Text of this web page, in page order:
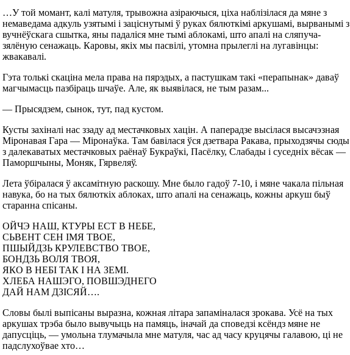
…У той момант, калі матуля, трывожна азіраючыся, ціха наблізілася да мяне з
немаведама адкуль узятымі і заціснутымі ў руках бялюткімі аркушамі, вырванымі з
вучнёўскага сшытка, яны падаліся мне тымі аблокамі, што апалі на сляпуча-
зялёную сенажаць. Каровы, якіх мы пасвілі, утомна прылеглі на лугавінцы:
жвакавaлі.
Гэта толькі скаціна мела права на пярэдых, а пастушкам такі «перапынак» даваў
магчымасць пазбіраць шчаўе. Але, як выявілася, не тым разам...
— Прысядзем, сынок, тут, пад кустом.
Кусты захіналі нас ззаду ад местачковых хацін. А паперадзе высілася высачэзная
Міронавая Гара — Міронаўка. Там бавілася ўся дзетвара Ракава, прыходзячы сюды
з далекаватых местачковых раёнаў Букраўкі, Пасёлку, Слабады і суседніх вёсак —
Паморшчыны, Моняк, Гярвеляў.
Лета ўбіралася ў аксамітную раскошу. Мне было гадоў 7-10, і мяне чакала пільная
навука, бо на тых бялюткіх аблоках, што апалі на сенажаць, кожны аркуш быў
старанна спісаны.
ОЙЧЭ НАШ, КТУРЫ ЕСТ В НЕБЕ,
СЬВЕНТ СЕН ІМЯ ТВОЕ,
ПШЫЙДЗЬ КРУЛЕВСТВО ТВОЕ,
БОНДЗЬ ВОЛЯ ТВОЯ,
ЯКО В НЕБІ ТАК І НА ЗЕМІ.
ХЛЕБА НАШЭГО, ПОВШЭДНЕГО
ДАЙ НАМ ДЗІСЯЙ….
Словы былі выпісаны выразна, кожная літара запаміналася зрокава. Усё на тых
аркушах трэба было вывучыць на памяць, іначай да споведзі ксёндз мяне не
дапусціць, — умольна тлумачыла мне матуля, час ад часу круцячы галавою, ці не
падслухоўвае хто…